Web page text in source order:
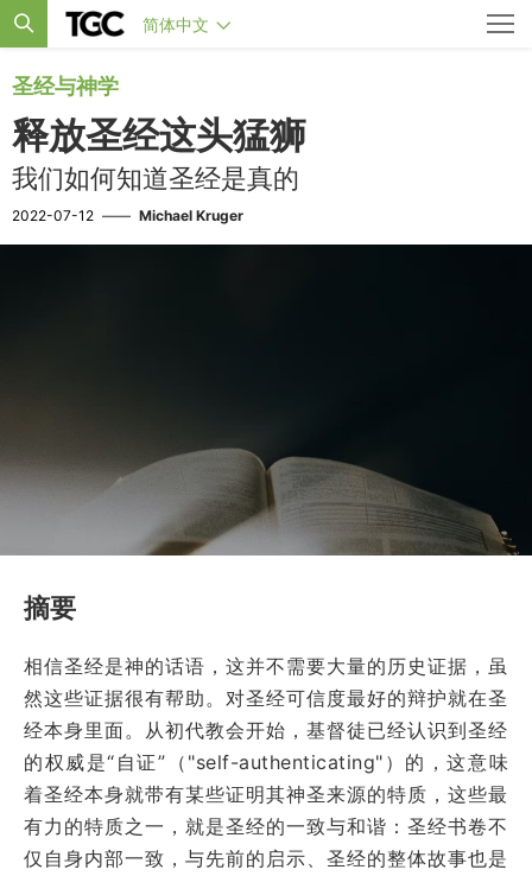
简体中文
圣经与神学
释放圣经这头猛狮
我们如何知道圣经是真的
2022-07-12 —— Michael Kruger
摘要
相信圣经是神的话语，这并不需要大量的历史证据，虽
然这些证据很有帮助。对圣经可信度最好的辩护就在圣
经本身里面。从初代教会开始，基督徒已经认识到圣经
的权威是“自证”（"self-authenticating"）的，这意味
着圣经本身就带有某些证明其神圣来源的特质，这些最
有力的特质之一，就是圣经的一致与和谐：圣经书卷不
仅自身内部一致，与先前的启示、圣经的整体故事也是